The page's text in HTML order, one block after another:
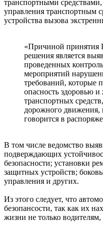
транспортными
управления транспортным
устройства вызова
«Причиной принятия
решения является
проведенных
мероприятий
требований, которые
опасность здоровью
транспортных
дорожного
говорится в
В том числе ведомство
подверждающих
безопасности; установки
защитных устройств;
управления и других.
Из этого следует, что
безопансости, так как их
жизни не только